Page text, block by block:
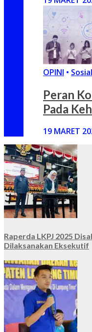
OPINI •
Peran
Pada
19 MARET
Raperda LKPJ 2025
Dilaksanakan Eksekutif